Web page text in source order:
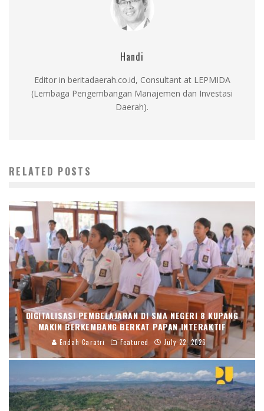
Handi
Editor in beritadaerah.co.id, Consultant at LEPMIDA
(Lembaga Pengembangan Manajemen dan Investasi
Daerah).
RELATED POSTS
DIGITALISASI PEMBELAJARAN DI SMA NEGERI 8 KUPANG
MAKIN BERKEMBANG BERKAT PAPAN INTERAKTIF
Endah Caratri Featured July 22, 2026